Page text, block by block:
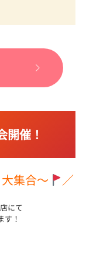
開催！
集合～ ／
にて
す！